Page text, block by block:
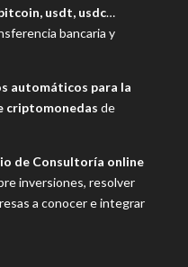
usdt, usdc…
bancaria y
automáticos para la
criptomonedas de
de Consultoría online
inversiones, resolver
a conocer e integrar